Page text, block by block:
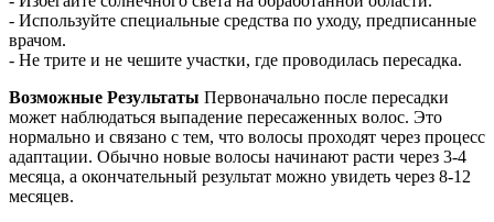
- Используйте специальные средства по уходу, предписанные
врачом.
- Не трите и не чешите участки, где проводилась пересадка.
Возможные Результаты Первоначально после пересадки
может наблюдаться выпадение пересаженных волос. Это
нормально и связано с тем, что волосы проходят через процесс
адаптации. Обычно новые волосы начинают расти через 3-4
месяца, а окончательный результат можно увидеть через 8-12
месяцев.